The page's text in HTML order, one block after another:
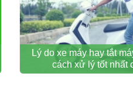
Lý do xe máy hay tắt
cách xử lý tốt nhất